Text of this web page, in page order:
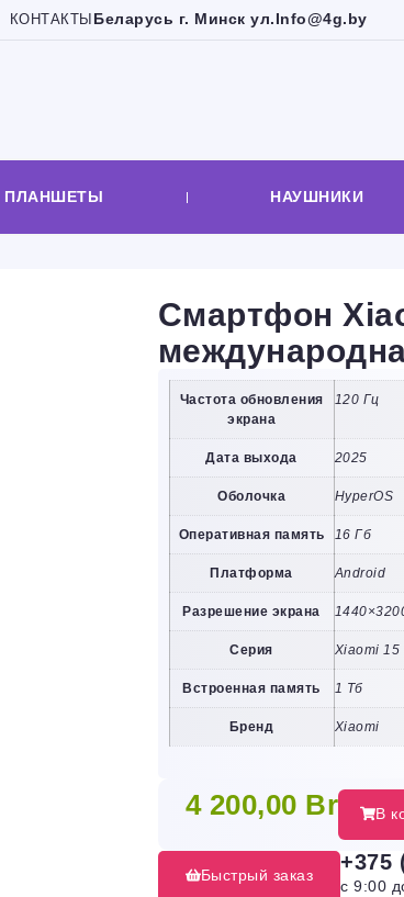
КОНТАКТЫ Беларусь г. Минск ул.Info@4g.by
ПЛАНШЕТЫ НАУШНИКИ
Смартфон
Частота обновления
экрана
120 Гц
Дата выхода 2025
Оболочка HyperOS
Оперативная память 16 Гб
Платформа Android
Разрешение экрана
Серия Xiaomi 15
Встроенная память 1 Тб
Бренд Xiaomi
4 200,00 Br В
Быстрый заказ
+375
с 9:00